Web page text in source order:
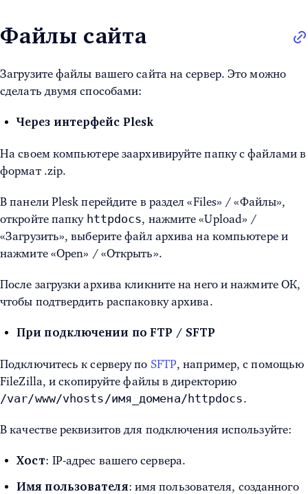
Файлы сайта
Загрузите файлы вашего сайта на сервер. Это можно
сделать двумя способами:
Через интерфейс Plesk
На своем компьютере заархивируйте папку с файлами в
формат .zip.
В панели Plesk перейдите в раздел «Files» / «Файлы»,
откройте папку httpdocs, нажмите «Upload» /
«Загрузить», выберите файл архива на компьютере и
нажмите «Open» / «Открыть».
После загрузки архива кликните на него и нажмите ОК,
чтобы подтвердить распаковку архива.
При подключении по FTP / SFTP
Подключитесь к серверу по SFTP, например, с помощью
FileZilla, и скопируйте файлы в директорию
/var/www/vhosts/имя_домена/httpdocs.
В качестве реквизитов для подключения используйте:
Хост: IP-адрес вашего сервера.
Имя пользователя: имя пользователя, созданного